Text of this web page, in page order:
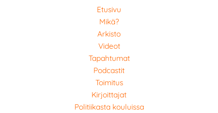
Etusivu
Mikä?
Arkisto
Videot
Tapahtumat
Podcastit
Toimitus
Kirjoittajat
Politiikasta kouluissa